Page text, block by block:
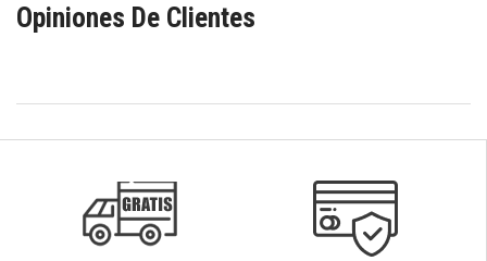
Opiniones De Clientes